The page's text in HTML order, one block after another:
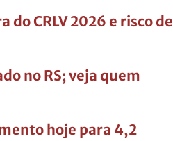
CRLV 2026 e risco de
no RS; veja quem
hoje para 4,2